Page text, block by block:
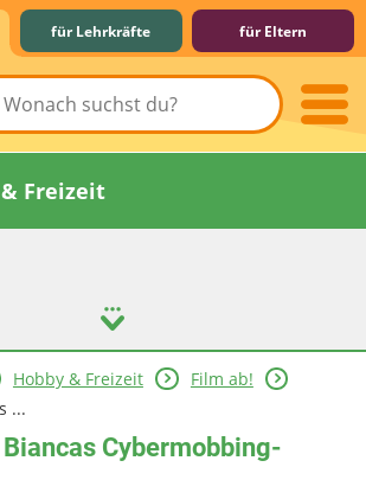
für Lehrkräfte für Eltern
& Schule
Freizeit
Spaß& Mitmachen
Hobby & Freizeit
Film ab!
...
Cybermobbing-